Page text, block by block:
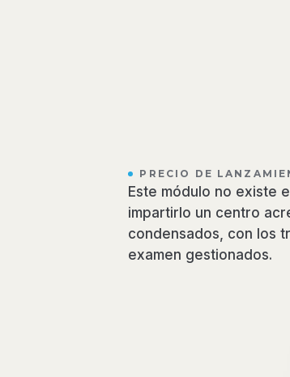
PRECIO DE
Este módulo no existe
impartirlo un centro
condensados, con los
examen gestionados.